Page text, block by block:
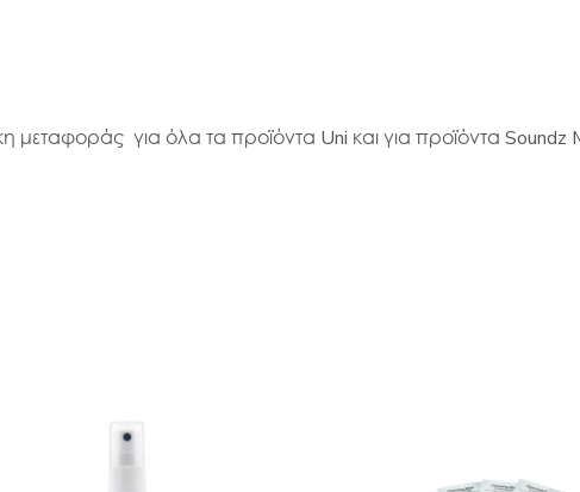
μεταφοράς για όλα τα προϊόντα Uni και για προϊόντα Soundz